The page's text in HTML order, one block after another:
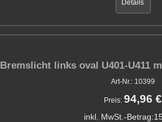
Details
Bremslicht links oval U401-U411
Art-Nr.: 10399
Preis: 94,96 €
inkl. MwSt.-Betrag: